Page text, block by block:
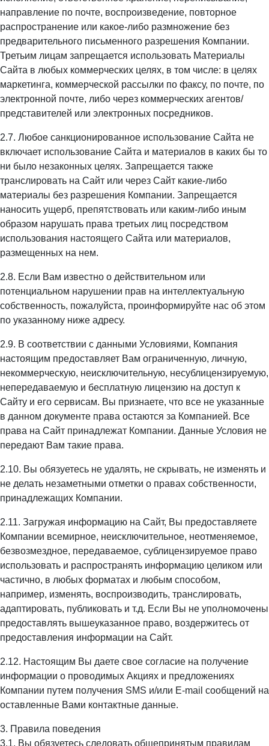
направление по почте, воспроизведение, повторное
распространение или какое-либо размножение без
предварительного письменного разрешения Компании.
Третьим лицам запрещается использовать Материалы
Сайта в любых коммерческих целях, в том числе: в целях
маркетинга, коммерческой рассылки по факсу, по почте, по
электронной почте, либо через коммерческих агентов/
представителей или электронных посредников.
2.7. Любое санкционированное использование Сайта не
включает использование Сайта и материалов в каких бы то
ни было незаконных целях. Запрещается также
транслировать на Сайт или через Сайт какие-либо
материалы без разрешения Компании. Запрещается
наносить ущерб, препятствовать или каким-либо иным
образом нарушать права третьих лиц посредством
использования настоящего Сайта или материалов,
размещенных на нем.
2.8. Если Вам известно о действительном или
потенциальном нарушении прав на интеллектуальную
собственность, пожалуйста, проинформируйте нас об этом
по указанному ниже адресу.
2.9. В соответствии с данными Условиями, Компания
настоящим предоставляет Вам ограниченную, личную,
некоммерческую, неисключительную, несублицензируемую,
непередаваемую и бесплатную лицензию на доступ к
Сайту и его сервисам. Вы признаете, что все не указанные
в данном документе права остаются за Компанией. Все
права на Сайт принадлежат Компании. Данные Условия не
передают Вам такие права.
2.10. Вы обязуетесь не удалять, не скрывать, не изменять и
не делать незаметными отметки о правах собственности,
принадлежащих Компании.
2.11. Загружая информацию на Сайт, Вы предоставляете
Компании всемирное, неисключительное, неотменяемое,
безвозмездное, передаваемое, сублицензируемое право
использовать и распространять информацию целиком или
частично, в любых форматах и любым способом,
например, изменять, воспроизводить, транслировать,
адаптировать, публиковать и т.д. Если Вы не уполномочены
предоставлять вышеуказанное право, воздержитесь от
предоставления информации на Сайт.
2.12. Настоящим Вы даете свое согласие на получение
информации о проводимых Акциях и предложениях
Компании путем получения SMS и/или E-mail сообщений на
оставленные Вами контактные данные.
3. Правила поведения
3.1. Вы обязуетесь следовать общепринятым правилам